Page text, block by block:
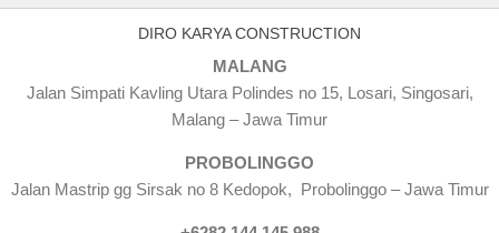
DIRO KARYA CONSTRUCTION
MALANG
Jalan Simpati Kavling Utara Polindes no 15, Losari, Singosari,
Malang – Jawa Timur
PROBOLINGGO
Jalan Mastrip gg Sirsak no 8 Kedopok, Probolinggo – Jawa Timur